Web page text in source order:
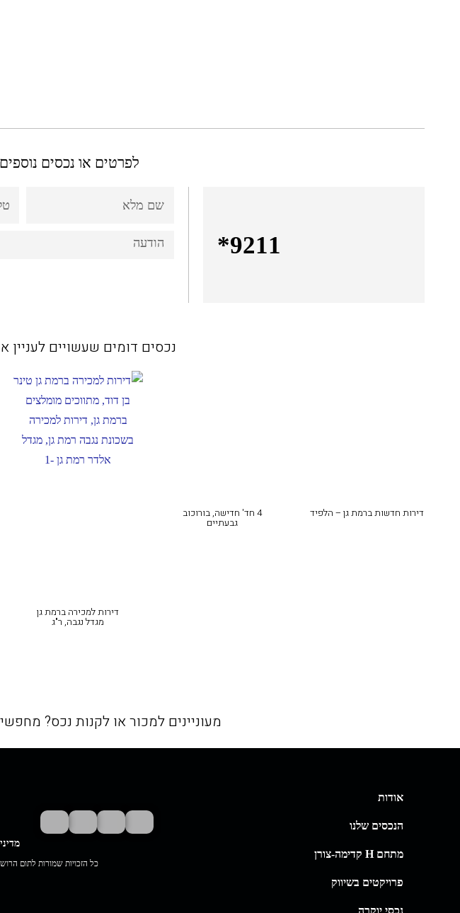
לפרטים או נכסים
9211*
Fname
Comments
נכסים דומים שעשויים לעניין
דירות חדשות ברמת גן – הלפיד 4 חד' חדישה, בורוכוב
גבעתיים
דירות למכירה ברמת גן
מגדל נגבה, ר"ג
מעוניינים למכור או לקנות נכס?
אודות
הנכסים שלנו
מתחם H קדימה-צורן
פרויקטים בשיווק
כל הזכויות שמורות לתום הרוש ©